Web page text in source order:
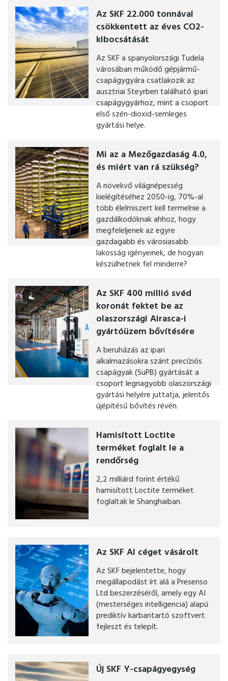
Az SKF 22.000 tonnával
csökkentett az éves CO2-
kibocsátását
Az SKF a spanyolországi Tudela
városában működő gépjármű-
csapágygyára csatlakozik az
ausztriai Steyrben található ipari
csapágygyárhoz, mint a csoport
első szén-dioxid-semleges
gyártási helye.
Mi az a Mezőgazdaság 4.0,
és miért van rá szükség?
A növekvő világnépesség
kielégítéséhez 2050-ig, 70%-al
több élelmiszert kell termelnie a
gazdálkodóknak ahhoz, hogy
megfeleljenek az egyre
gazdagabb és városiasabb
lakosság igényeinek, de hogyan
készülhetnek fel minderre?
Az SKF 400 millió svéd
koronát fektet be az
olaszországi Airasca-i
gyártóüzem bővítésére
A beruházás az ipari
alkalmazásokra szánt precíziós
csapágyak (SuPB) gyártását a
csoport legnagyobb olaszországi
gyártási helyére juttatja, jelentős
újépítésű bővítés révén.
Hamisított Loctite
terméket foglalt le a
rendőrség
2,2 milliárd forint értékű
hamisított Loctite terméket
foglaltak le Shanghaiban.
Az SKF AI céget vásárolt
Az SKF bejelentette, hogy
megállapodást írt alá a Presenso
Ltd beszerzéséről, amely egy AI
(mesterséges intelligencia) alapú
prediktív karbantartó szoftvert
fejleszt és telepít.
Új SKF Y-csapágyegység